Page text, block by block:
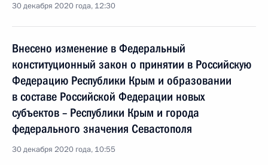
30 декабря 2020 года, 12:30
Внесено изменение в Федеральный
конституционный закон о принятии в Российскую
Федерацию Республики Крым и образовании
в составе Российской Федерации новых
субъектов – Республики Крым и города
федерального значения Севастополя
30 декабря 2020 года, 10:55